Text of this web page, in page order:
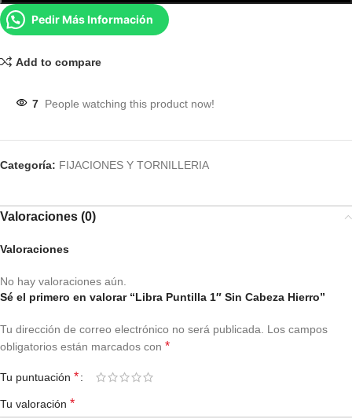
Pedir Más Información
Add to compare
7 People watching this product now!
Categoría: FIJACIONES Y TORNILLERIA
Valoraciones (0)
Valoraciones
No hay valoraciones aún.
Sé el primero en valorar “Libra Puntilla 1″ Sin Cabeza Hierro”
Tu dirección de correo electrónico no será publicada.
Los campos
obligatorios están marcados con *
Tu puntuación *
Tu valoración *